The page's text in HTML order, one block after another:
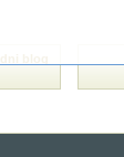
ciasteczka).